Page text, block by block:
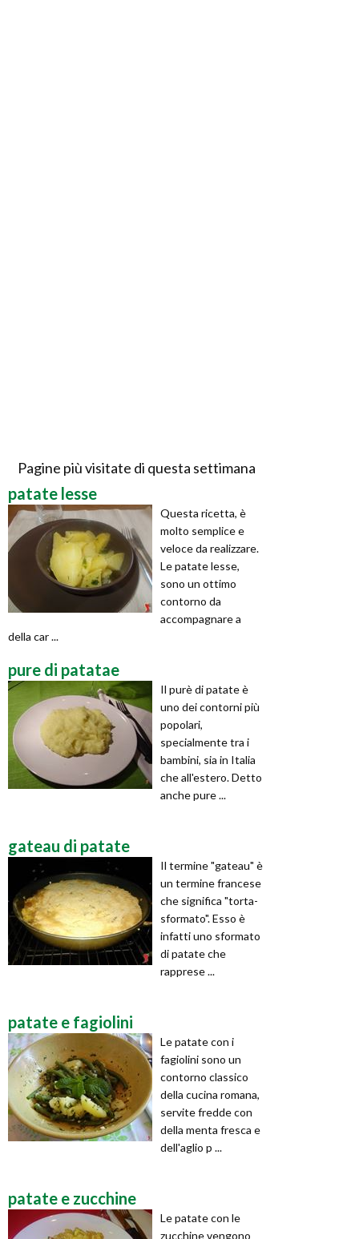
Pagine più visitate di questa settimana
patate lesse
Questa ricetta, è
molto semplice e
veloce da realizzare.
Le patate lesse,
sono un ottimo
contorno da
accompagnare a
della car ...
pure di patatae
Il purè di patate è
uno dei contorni più
popolari,
specialmente tra i
bambini, sia in Italia
che all'estero. Detto
anche pure ...
gateau di patate
Il termine "gateau" è
un termine francese
che significa "torta-
sformato". Esso è
infatti uno sformato
di patate che
rapprese ...
patate e fagiolini
Le patate con i
fagiolini sono un
contorno classico
della cucina romana,
servite fredde con
della menta fresca e
dell'aglio p ...
patate e zucchine
Le patate con le
zucchine vengono